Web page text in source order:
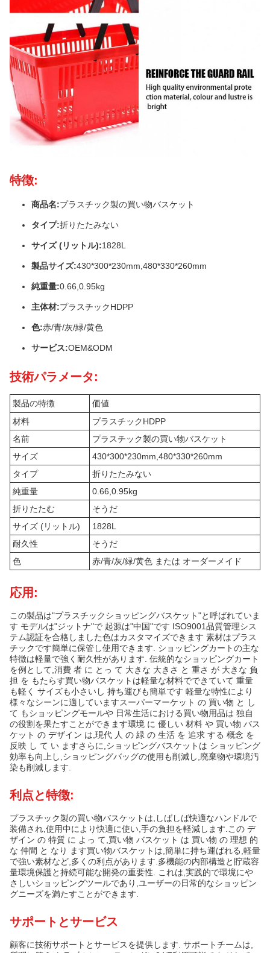
特徴:
商品名:プラスチック製の買い物バスケット
タイプ:折りたたみない
サイズ (リットル):1828L
製品サイズ:430*300*230mm,480*330*260mm
純重量:0.66,0.95kg
主体材:プラスチックHDPP
色:赤/青/灰/緑/黄色
サービス:OEM&ODM
技術パラメータ:
製品の特徴
価値
材料
プラスチックHDPP
名前
プラスチック製の買い物バスケット
サイズ
430*300*230mm,480*330*260mm
タイプ
折りたたみない
純重量
0.66,0.95kg
折りたたむ
そうだ
サイズ (リットル)
1828L
耐久性
そうだ
色
赤/青/灰/緑/黄色 または オーダーメイド
応用:
この製品は"プラスチックショッピングバスケット"と呼ばれていま
す モデルは"ジットナ"で 起源は"中国"です ISO9001品質管理シス
テム認証を合格しました色はカスタマイズできます 素材はプラス
チックです簡単に保管し使用できます. ショッピングカートの主な
特徴は軽量で強く耐久性があります. 伝統的なショッピングカート
を例として,消費 者 に とっ て 大きな 大きさ と 重さ が 大きな 負
担 を もたらす買い物バスケットは軽量な材料でできていて 重量
も軽く サイズも小さいし 持ち運びも簡単です 軽量な特性により
様々なシーンに適していますスーパーマーケット の 買い物 と し
て もショッピングモールや 日常生活における買い物用品は 独自
の役割を果たすことができます環境 に 優しい 材料 や 買い物 バス
ケット の デザイン は,現代 人 の 緑 の 生活 を 追求 する 概念 を
反映 し て い ますさらに,ショッピングバスケットは ショッピング
効率も向上し,ショッピングバッグの使用も削減し,廃棄物や環境汚
染も削減します.
利点と特徴:
プラスチック製の買い物バスケットは,しばしば快適なハンドルで
装備され,使用中により快適に使い,手の負担を軽減します.この デ
ザイン の 特質 に よっ て,買い物 バスケット は 買い物 の 理想 的
な 仲間 と なり ます買い物バスケットは,簡単に持ち運ばれる,軽量
で強い素材など,多くの利点があります.多機能の内部構造と貯蔵容
量環境保護と持続可能な開発の重要性. これは,実践的で環境にや
さしいショッピングツールであり,ユーザーの日常的なショッピン
グニーズを満たすことができます.
サポートとサービス
顧客に技術サポートとサービスを提供します. サポートチームは,